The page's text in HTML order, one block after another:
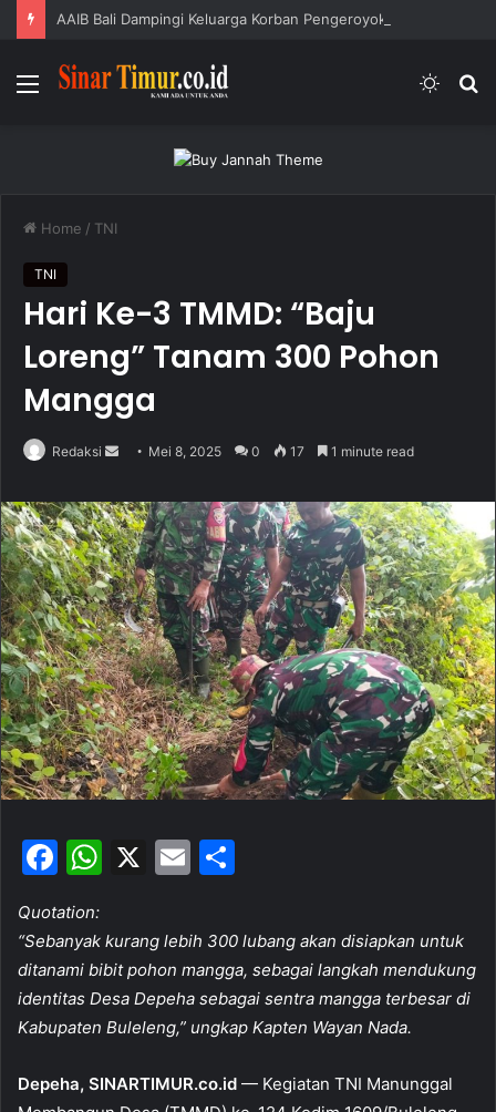
Menu
Switch
Home / TNI
TNI
Hari Ke-3 TMMD: “Baju
Loreng” Tanam 300 Pohon
Mangga
Redaksi
n
d
a
n
e
m
a
i
l
Mei 8, 2025 0 17 1 minute read
F
c
e
b
o
o
W
at
s
A
p
p
X
E
ai
l
ar
e
Quotation:
“Sebanyak kurang lebih 300 lubang akan disiapkan untuk
ditanami bibit pohon mangga, sebagai langkah mendukung
identitas Desa Depeha sebagai sentra mangga terbesar di
Kabupaten Buleleng,” ungkap Kapten Wayan Nada.
Depeha, SINARTIMUR.co.id — Kegiatan TNI Manunggal